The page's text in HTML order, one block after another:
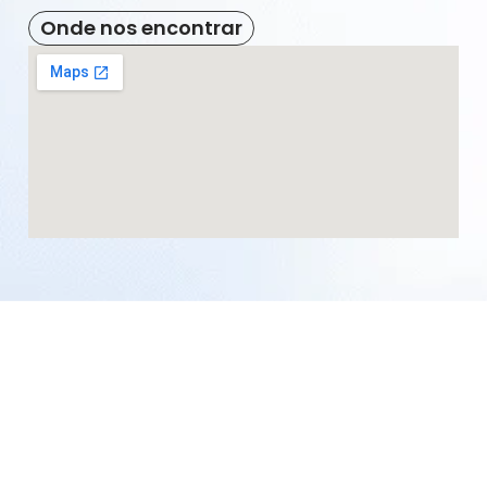
Onde nos encontrar